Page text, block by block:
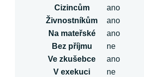
Cizincům
ano
Živnostníkům
ano
Na mateřské
ano
Bez příjmu
ne
Ve zkušebce
ano
V exekuci
ne